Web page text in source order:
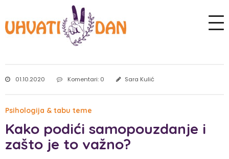
01.10.2020 Komentari: 0 Sara Kulić
Psihologija & tabu teme
Kako podići samopouzdanje i
zašto je to važno?